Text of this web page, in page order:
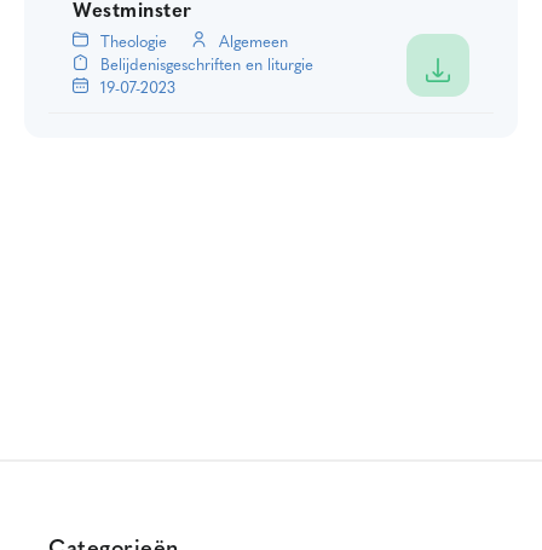
Westminster
Theologie
Algemeen
Belijdenisgeschriften en liturgie
19-07-2023